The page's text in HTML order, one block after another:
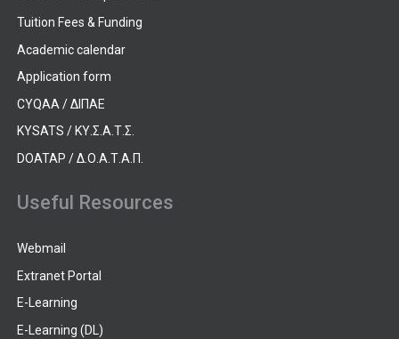
Tuition Fees & Funding
Academic calendar
Application form
CYQAA / ΔΙΠΑΕ
KYSATS / ΚΥ.Σ.Α.Τ.Σ.
DOATAP / Δ.Ο.Α.Τ.Α.Π.
Useful Resources
Webmail
Extranet Portal
E-Learning
E-Learning (DL)